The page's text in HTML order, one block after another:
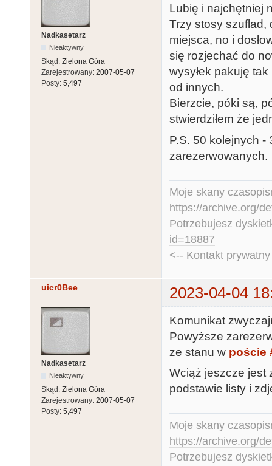
Nadkasetarz
Nieaktywny
Skąd: Zielona Góra
Zarejestrowany: 2007-05-07
Posty: 5,497
Lubię i najchętniej
Trzy stosy szuflad,
miejsca, no i
się rozjechać do
wysyłek pakuję
od innych.
Bierzcie, póki są,
stwierdziłem że
P.S. 50 kolejnych -
zarezerwowanych.
Moje skany
https://archive.org/
Potrzebujesz
id=18887
<-- Kontakt
uicr0Bee 2023-04-04
Nadkasetarz
Nieaktywny
Skąd: Zielona Góra
Zarejestrowany: 2007-05-07
Posty: 5,497
Komunikat
Powyższe
ze stanu w poście
Wciąż jeszcze jest
podstawie listy i
Moje skany
https://archive.org/
Potrzebujesz